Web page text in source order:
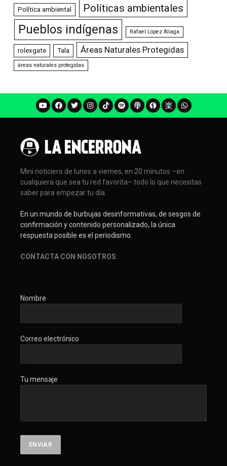
Política ambiental Políticas ambientales
Pueblos indígenas Rafael López Aliaga
rolexgate Tala Áreas Naturales Protegidas
áreas naturales protegidas
Mini noticiero de lunes a viernes, en 20 minutos –en
cualquiera que sea tu red favorita– todo lo que necesitas
saber para empezar tu día.
En un mundo de burbujas desinformativas, de sesgos de
confirmación y contenido personalizado, la única
respuesta posible es el periodismo.
CONTACTA CON NOSOTROS.
Nombre
Correo electrónico
Tu mensaje